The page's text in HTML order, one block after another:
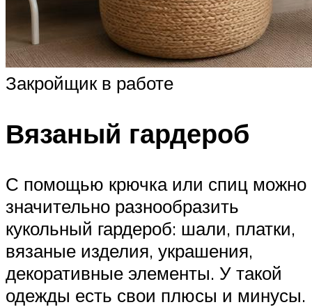
Закройщик в работе
Вязаный гардероб
С помощью крючка или спиц можно
значительно разнообразить
кукольный гардероб: шали, платки,
вязаные изделия, украшения,
декоративные элементы. У такой
одежды есть свои плюсы и минусы.